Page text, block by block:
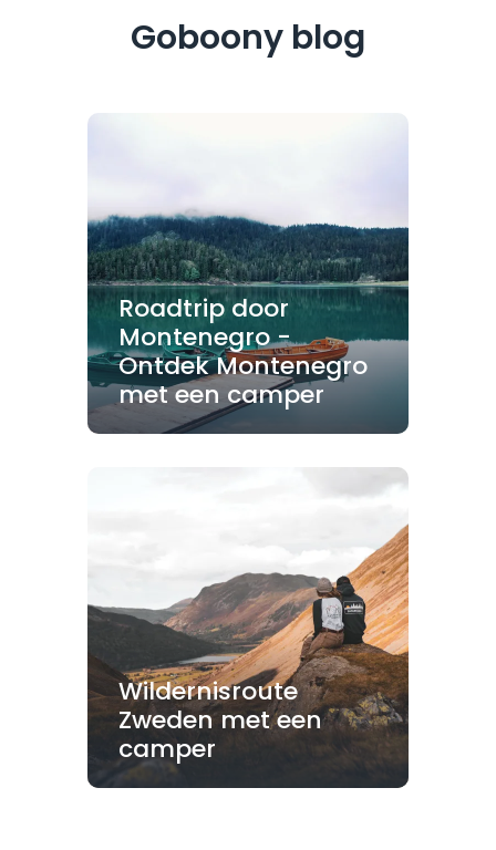
Goboony blog
Roadtrip door
Montenegro -
Ontdek Montenegro
met een camper
Wildernisroute
Zweden met een
camper